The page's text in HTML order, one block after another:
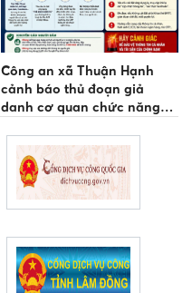
Công an xã Thuận Hạnh
cảnh báo thủ đoạn giả
danh cơ quan chức năng
tin bảo hiểm y tế để chiếm
đoạt tài sản